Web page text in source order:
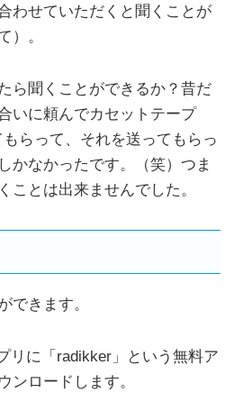
わせていただくと聞くことが
）。
ら聞くことができるか？昔だ
いに頼んでカセットテープ
もらって、それを送ってもらっ
かなかったです。（笑）つま
ことは出来ませんでした。
できます。
リに「radikker」という無料ア
ンロードします。